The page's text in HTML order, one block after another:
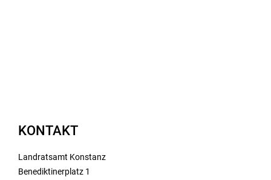
KONTAKT
Landratsamt Konstanz
Benediktinerplatz 1